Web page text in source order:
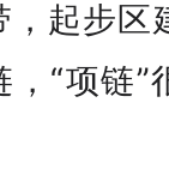
起步区
“项链”